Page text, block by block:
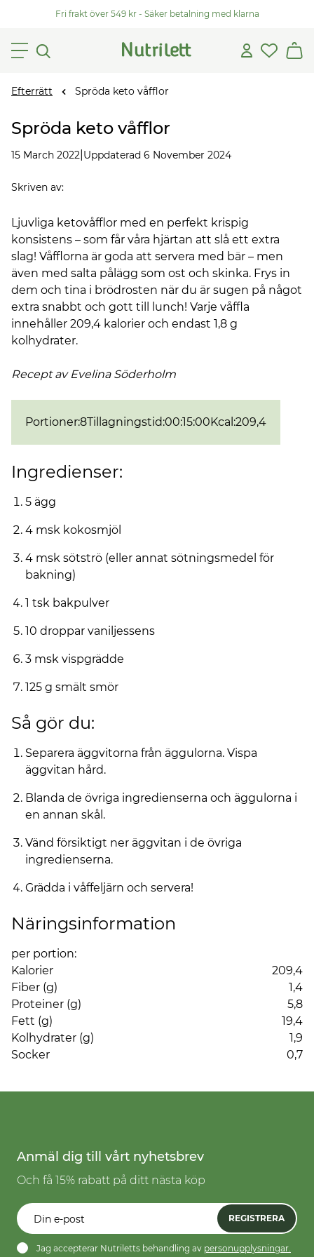
Fri frakt över 549 kr - Säker betalning med klarna
Efterrätt Spröda keto våfflor
Spröda keto våfflor
15 March 2022 Uppdaterad 6 November 2024
Skriven av:
Ljuvliga ketovåfflor med en perfekt krispig
konsistens – som får våra hjärtan att slå ett extra
slag! Våfflorna är goda att servera med bär – men
även med salta pålägg som ost och skinka. Frys in
dem och tina i brödrosten när du är sugen på något
extra snabbt och gott till lunch! Varje våffla
innehåller 209,4 kalorier och endast 1,8 g
kolhydrater.
Recept av Evelina Söderholm
Portioner:8Tillagningstid:00:15:00Kcal :209,4
Ingredienser:
5 ägg
4 msk kokosmjöl
4 msk sötströ (eller annat sötningsmedel för
bakning)
1 tsk bakpulver
10 droppar vaniljessens
3 msk vispgrädde
125 g smält smör
Så gör du:
Separera äggvitorna från äggulorna. Vispa
äggvitan hård.
Blanda de övriga ingredienserna och äggulorna i
en annan skål.
Vänd försiktigt ner äggvitan i de övriga
ingredienserna.
Grädda i våffeljärn och servera!
Näringsinformation
per portion:
Kalorier
209,4
Fiber (g)
1,4
Proteiner (g)
5,8
Fett (g)
19,4
Kolhydrater (g)
1,9
Socker
0,7
Anmäl dig till vårt nyhetsbrev
Och få 15% rabatt på ditt nästa köp
REGISTRERA
Jag accepterar Nutriletts behandling av personupplysningar.